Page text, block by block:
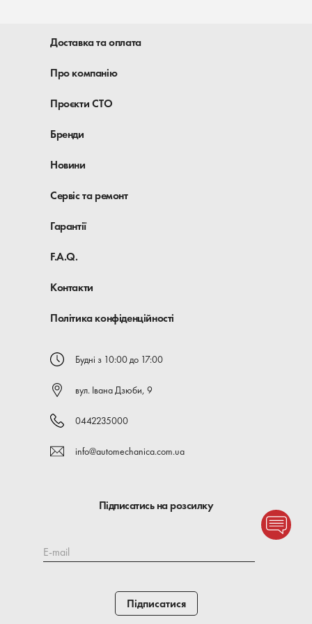
Доставка та оплата
Про компанію
Проєкти СТО
Бренди
Новини
Сервіс та ремонт
Гарантії
F.A.Q.
Контакти
Політика конфіденційності
Будні з 10:00 до 17:00
вул. Івана Дзюби, 9
0442235000
info@automechanica.com.ua
Підписатись на розсилку
E-mail
Підписатися